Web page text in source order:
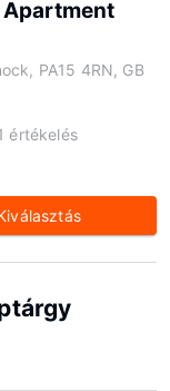
Apartment
PA15 4RN, GB
értékelés